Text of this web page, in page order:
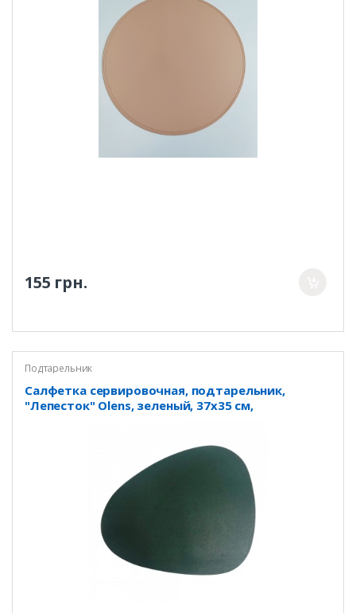
155 грн.
Подтарельник
Салфетка сервировочная, подтарельник,
"Лепесток" Olens, зеленый, 37х35 см,